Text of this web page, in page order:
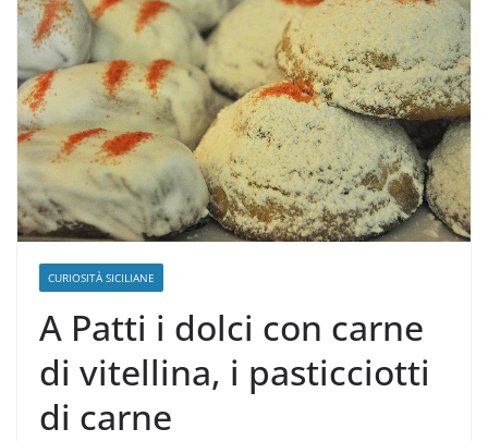
CURIOSITÀ SICILIANE
A Patti i dolci con carne
di vitellina, i pasticciotti
di carne